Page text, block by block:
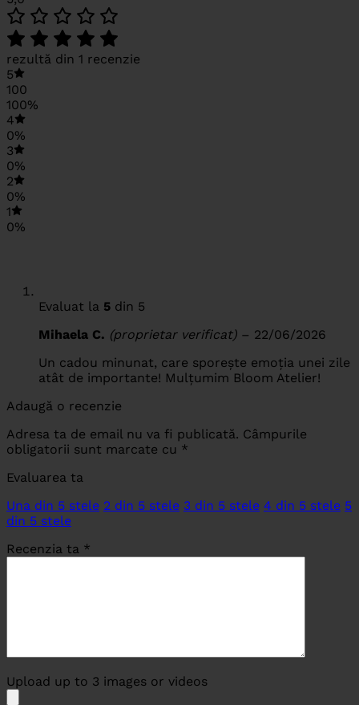
rezultă din 1 recenzie
5
100
100%
4
0%
3
0%
2
0%
1
0%
Evaluat la 5 din 5
Mihaela C. (proprietar verificat) – 22/06/2026
Un cadou minunat, care sporește emoția unei zile
atât de importante! Mulțumim Bloom Atelier!
Adaugă o recenzie
Adresa ta de email nu va fi publicată. Câmpurile
obligatorii sunt marcate cu *
Evaluarea ta
Una din 5 stele 2 din 5 stele 3 din 5 stele 4 din 5 stele 5
din 5 stele
Recenzia ta *
Upload up to 3 images or videos